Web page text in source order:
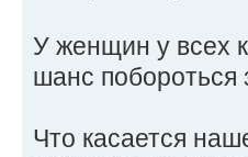
У женщин у всех
шанс побороться
Что касается